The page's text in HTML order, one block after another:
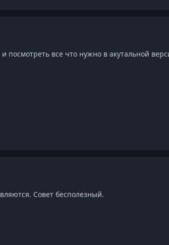
посмотреть все что нужно в акутальной
Совет бесполезный.